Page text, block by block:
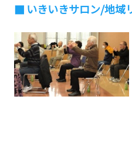
いきいきサロン/地域